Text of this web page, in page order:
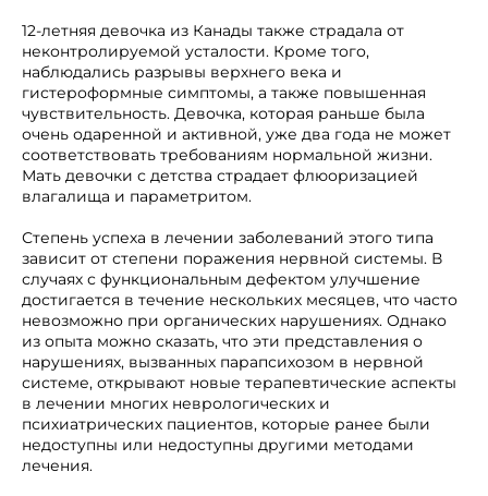
12-летняя девочка из Канады также страдала от
неконтролируемой усталости. Кроме того,
наблюдались разрывы верхнего века и
гистероформные симптомы, а также повышенная
чувствительность. Девочка, которая раньше была
очень одаренной и активной, уже два года не может
соответствовать требованиям нормальной жизни.
Мать девочки с детства страдает флюоризацией
влагалища и параметритом.
Степень успеха в лечении заболеваний этого типа
зависит от степени поражения нервной системы. В
случаях с функциональным дефектом улучшение
достигается в течение нескольких месяцев, что часто
невозможно при органических нарушениях. Однако
из опыта можно сказать, что эти представления о
нарушениях, вызванных парапсихозом в нервной
системе, открывают новые терапевтические аспекты
в лечении многих неврологических и
психиатрических пациентов, которые ранее были
недоступны или недоступны другими методами
лечения.